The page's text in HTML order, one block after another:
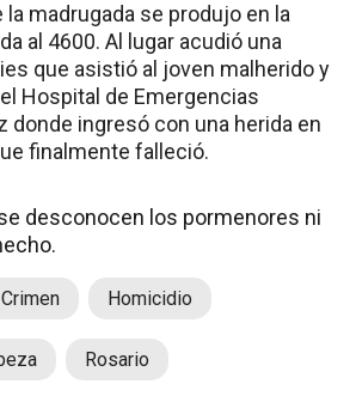
la madrugada se produjo en la
al 4600. Al lugar acudió una
que asistió al joven malherido y
Hospital de Emergencias
donde ingresó con una herida en
finalmente falleció.
desconocen los pormenores ni
Crimen Homicidio
Rosario